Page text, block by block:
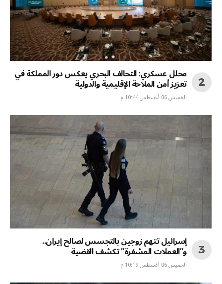
محلل عسكري: التحالف البحري يعكس دور المملكة في
تعزيز أمن الملاحة الإقليمية والدولية
الخميس 06 أغسطس 10:44 م
إسرائيل تتهم زوجين بالتجسس لصالح إيران..
و”العملات المشفرة” تكشف القضية
الخميس 06 أغسطس 10:19 م